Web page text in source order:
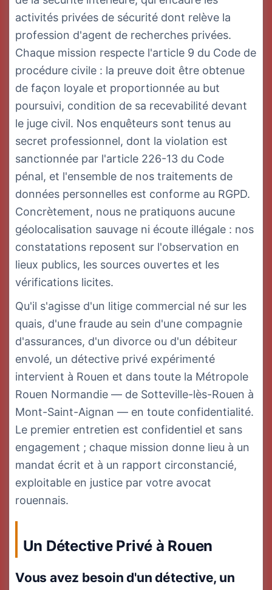
activités privées de sécurité dont relève la
profession d'agent de recherches privées.
Chaque mission respecte l'article 9 du Code de
procédure civile : la preuve doit être obtenue
de façon loyale et proportionnée au but
poursuivi, condition de sa recevabilité devant
le juge civil. Nos enquêteurs sont tenus au
secret professionnel, dont la violation est
sanctionnée par l'article 226-13 du Code
pénal, et l'ensemble de nos traitements de
données personnelles est conforme au RGPD.
Concrètement, nous ne pratiquons aucune
géolocalisation sauvage ni écoute illégale : nos
constatations reposent sur l'observation en
lieux publics, les sources ouvertes et les
vérifications licites.
Qu'il s'agisse d'un litige commercial né sur les
quais, d'une fraude au sein d'une compagnie
d'assurances, d'un divorce ou d'un débiteur
envolé, un détective privé expérimenté
intervient à Rouen et dans toute la Métropole
Rouen Normandie — de Sotteville-lès-Rouen à
Mont-Saint-Aignan — en toute confidentialité.
Le premier entretien est confidentiel et sans
engagement ; chaque mission donne lieu à un
mandat écrit et à un rapport circonstancié,
exploitable en justice par votre avocat
rouennais.
Un Détective Privé à Rouen
Vous avez besoin d'un détective, un